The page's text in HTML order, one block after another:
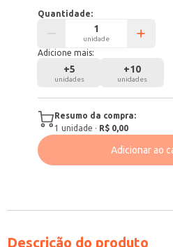
Quantidade:
unidade
Adicione mais:
+5
unidades
+10
unidades
Resumo da compra:
1 unidade · R$ 0,00
Adicionar ao
Descrição do produto